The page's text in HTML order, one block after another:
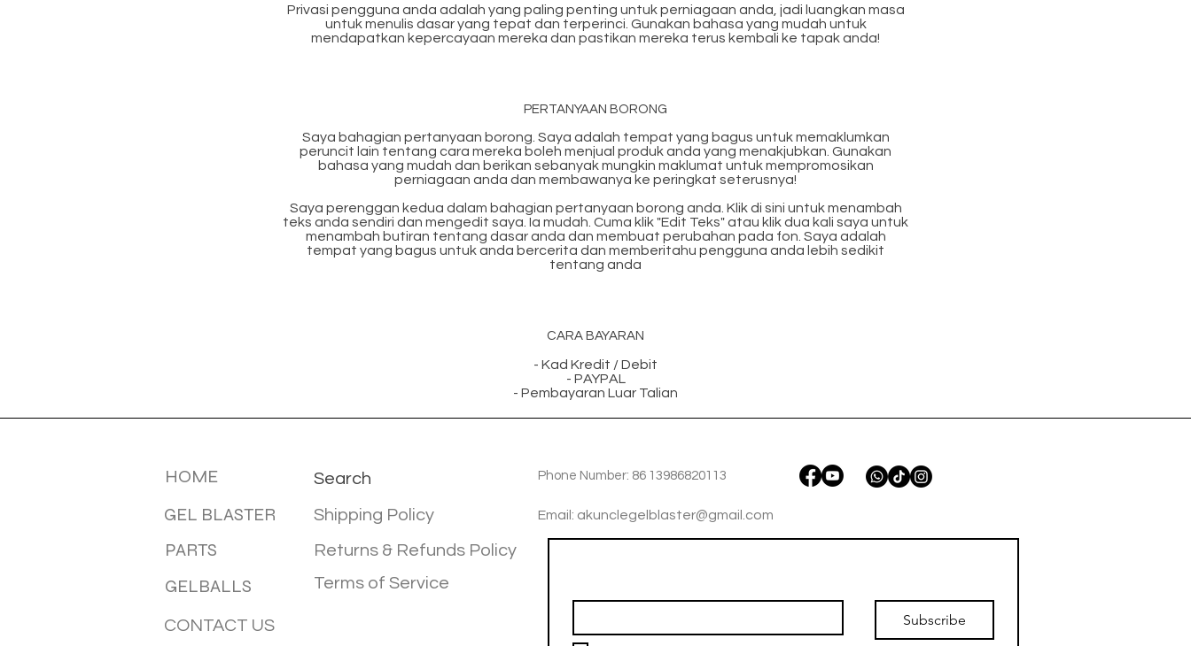
Privasi pengguna anda adalah yang paling penting untuk perniagaan anda, jadi luangkan masa
untuk menulis dasar yang tepat dan terperinci. Gunakan bahasa yang mudah untuk
mendapatkan kepercayaan mereka dan pastikan mereka terus kembali ke tapak anda!
PERTANYAAN BORONG
Saya bahagian pertanyaan borong. Saya adalah tempat yang bagus untuk memaklumkan
peruncit lain tentang cara mereka boleh menjual produk anda yang menakjubkan. Gunakan
bahasa yang mudah dan berikan sebanyak mungkin maklumat untuk mempromosikan
perniagaan anda dan membawanya ke peringkat seterusnya!
Saya perenggan kedua dalam bahagian pertanyaan borong anda. Klik di sini untuk menambah
teks anda sendiri dan mengedit saya. Ia mudah. Cuma klik "Edit Teks" atau klik dua kali saya untuk
menambah butiran tentang dasar anda dan membuat perubahan pada fon. Saya adalah
tempat yang bagus untuk anda bercerita dan memberitahu pengguna anda lebih sedikit
tentang anda
CARA BAYARAN
- Kad Kredit / Debit
- PAYPAL
- Pembayaran Luar Talian
HOME Phone Number: 86 13986820113
Search
GEL BLASTER Email: akunclegelblaster@gmail.com
Shipping Policy
PARTS Returns & Refunds Policy
GELBALLS Terms of Service
CONTACT US Subscribe